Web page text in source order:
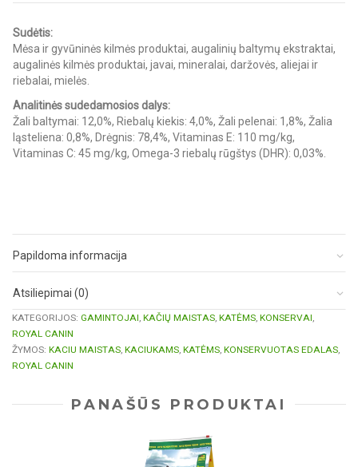
Sudėtis:
Mėsa ir gyvūninės kilmės produktai, augalinių baltymų ekstraktai,
augalinės kilmės produktai, javai, mineralai, daržovės, aliejai ir
riebalai, mielės.
Analitinės sudedamosios dalys:
Žali baltymai: 12,0%, Riebalų kiekis: 4,0%, Žali pelenai: 1,8%, Žalia
ląsteliena: 0,8%, Drėgnis: 78,4%, Vitaminas E: 110 mg/kg,
Vitaminas C: 45 mg/kg, Omega-3 riebalų rūgštys (DHR): 0,03%.
Papildoma informacija
Atsiliepimai (0)
KATEGORIJOS: GAMINTOJAI, KAČIŲ MAISTAS, KATĖMS, KONSERVAI,
ROYAL CANIN
ŽYMOS: KACIU MAISTAS, KACIUKAMS, KATĖMS, KONSERVUOTAS EDALAS,
ROYAL CANIN
PANAŠŪS PRODUKTAI